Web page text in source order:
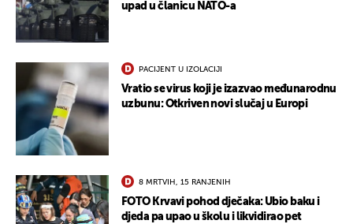
upad u članicu NATO-a
PACIJENT U IZOLACIJI
Vratio se virus koji je izazvao međunarodnu
uzbunu: Otkriven novi slučaj u Europi
8 MRTVIH, 15 RANJENIH
FOTO Krvavi pohod dječaka: Ubio baku i
djeda pa upao u školu i likvidirao pet